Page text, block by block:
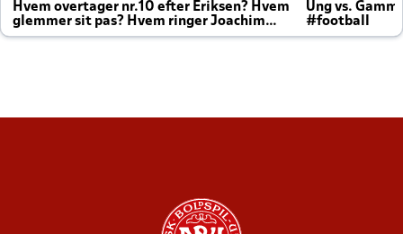
Hvem overtager nr.10 efter Eriksen? Hvem
glemmer sit pas? Hvem ringer Joachim
altid til efter kampe?
Ung vs.
#football